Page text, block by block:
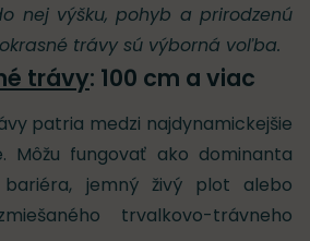
nej výšku, pohyb a prirodzenú
trávy sú výborná voľba.
trávy: 100 cm a viac
patria medzi najdynamickejšie
Môžu fungovať ako dominanta
jemný živý plot alebo
trvalkovo-trávneho